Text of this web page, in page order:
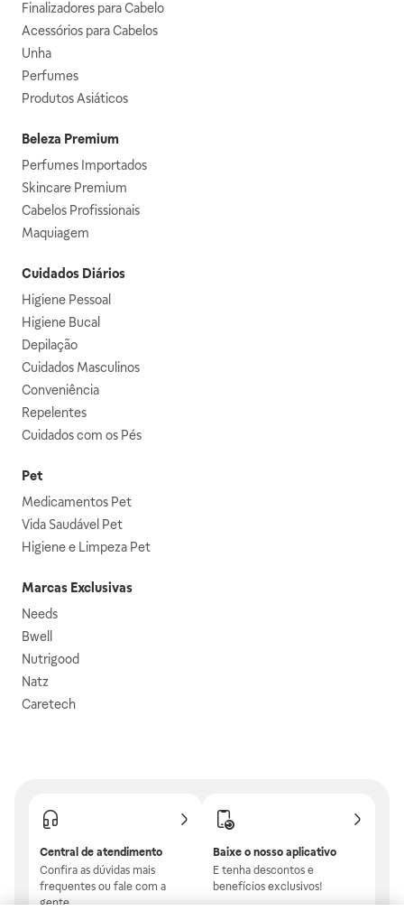
Finalizadores para Cabelo
Acessórios para Cabelos
Unha
Perfumes
Produtos Asiáticos
Beleza Premium
Perfumes Importados
Skincare Premium
Cabelos Profissionais
Maquiagem
Cuidados Diários
Higiene Pessoal
Higiene Bucal
Depilação
Cuidados Masculinos
Conveniência
Repelentes
Cuidados com os Pés
Pet
Medicamentos Pet
Vida Saudável Pet
Higiene e Limpeza Pet
Marcas Exclusivas
Needs
Bwell
Nutrigood
Natz
Caretech
Central de atendimento
Confira as dúvidas mais
frequentes ou fale com a
gente.
Baixe o nosso aplicativo
E tenha descontos e
benefícios exclusivos!